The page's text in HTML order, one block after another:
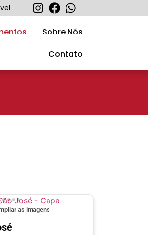
Sobre Nós
Contato
as imagens